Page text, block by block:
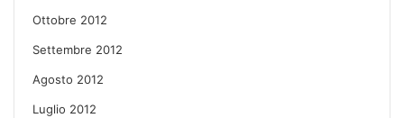
Ottobre 2012
Settembre 2012
Agosto 2012
Luglio 2012